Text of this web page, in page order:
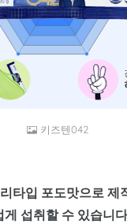
키즈텐042
타입 포도맛으로 제
게 섭취할 수 있습니